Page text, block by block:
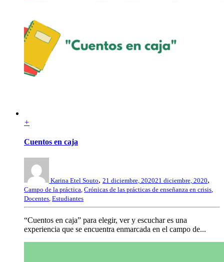
+
Cuentos en caja
Karina Etel Souto, 21 diciembre, 202021 diciembre, 2020,
Campo de la práctica Crónicas de las prácticas de enseñanza en crisis
Docentes Estudiantes
“Cuentos en caja” para elegir, ver y escuchar es una
experiencia que se encuentra enmarcada en el campo de...